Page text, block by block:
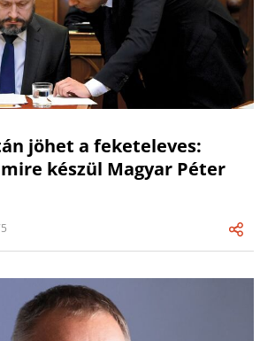
jöhet a feketeleves:
készül Magyar Péter